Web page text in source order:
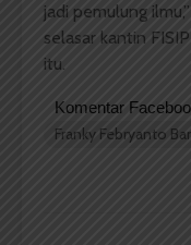
jadi pemulung
selasar kantin
itu.
Komentar
Franky Febryanto